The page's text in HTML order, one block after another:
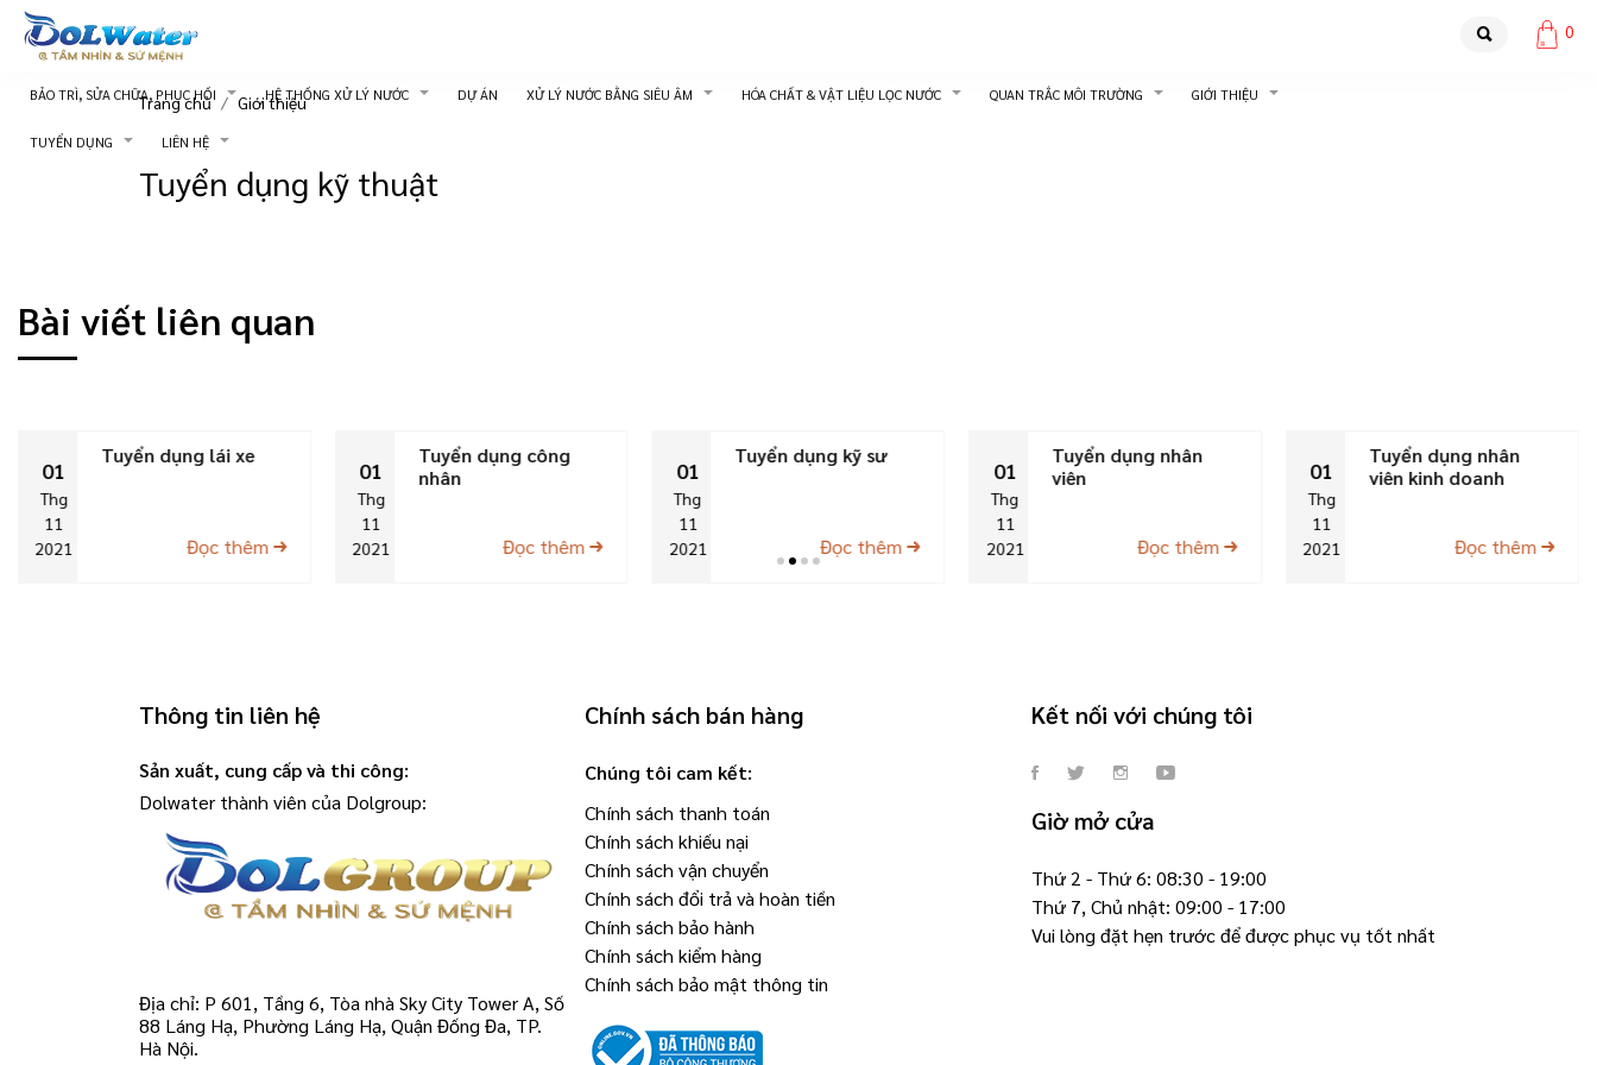
BẢO TRÌ, SỬA CHỮA, PHỤC HỒI HỆ THỐNG XỬ LÝ NƯỚC DỰ ÁN XỬ LÝ NƯỚC BẰNG SIÊU ÂM HÓA CHẤT & VẬT LIỆU LỌC NƯỚC QUAN TRẮC MÔI TRƯỜNG GIỚI THIỆU
TUYỂN DỤNG LIÊN HỆ
0
Trang chủ Giới thiệu
Tuyển dụng kỹ thuật
Bài viết liên quan
01
Thg
11
2021
Tuyển dụng lái xe
Đọc thêm
01
Thg
11
2021
Tuyển dụng công
nhân
Đọc thêm
01
Thg
11
2021
Tuyển dụng kỹ sư
Đọc thêm
01
Thg
11
2021
Tuyển dụng nhân
viên
Đọc thêm
01
Thg
11
2021
Tuyển dụng nhân
viên kinh doanh
Đọc thêm
Thông tin liên hệ
Sản xuất, cung cấp và thi công:
Dolwater thành viên của Dolgroup:
Địa chỉ: P 601, Tầng 6, Tòa nhà Sky City Tower A, Số
88 Láng Hạ, Phường Láng Hạ, Quận Đống Đa, TP.
Hà Nội.
Chính sách bán hàng
Chúng tôi cam kết:
Chính sách thanh toán
Chính sách khiếu nại
Chính sách vận chuyển
Chính sách đổi trả và hoàn tiền
Chính sách bảo hành
Chính sách kiểm hàng
Chính sách bảo mật thông tin
Kết nối với chúng tôi
Giờ mở cửa
Thứ 2 - Thứ 6: 08:30 - 19:00
Thứ 7, Chủ nhật: 09:00 - 17:00
Vui lòng đặt hẹn trước để được phục vụ tốt nhất